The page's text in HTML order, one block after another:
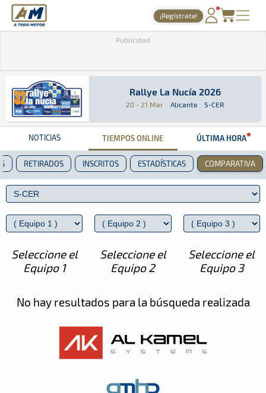
A Todo Motor · Revista del motor desde 1999
¡Regístrate!
NOTICIAS
AGENDA
GALERÍAS
TIENDA
ARCHIVO
Publicidad
Rallye La Nucía 2026
Rallye La Nucía 2026
20 - 21 Mar · Alicante · S-CER
Rally · Rallye La Nucía 2026 · S-CER: Aquí
Alicante
NOTICIAS TIEMPOS ONLINE ÚLTIMA HORA
RETIRADOS INSCRITOS ESTADÍSTICAS COMPARATIVA
Seleccione el
Equipo 1
Seleccione el
Equipo 2
Seleccione el
Equipo 3
No hay resultados para la búsqueda realizada